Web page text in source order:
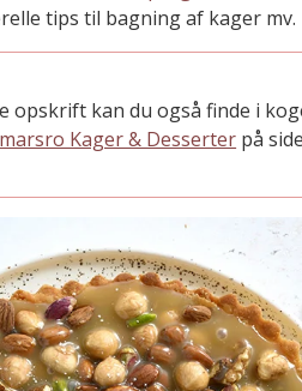
tips til bagning af kager mv.
opskrift kan du også finde i
Kager & Desserter på